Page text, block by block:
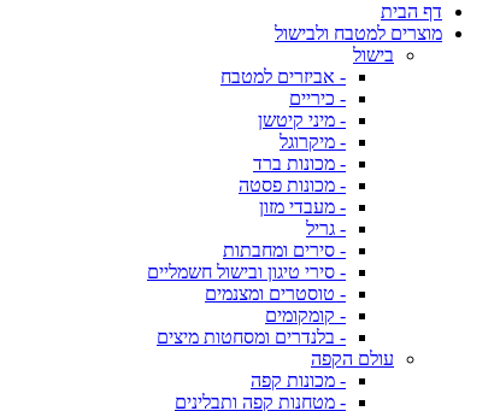
דף הבית
מוצרים למטבח ולבישול
בישול
- אביזרים למטבח
- כיריים
- מיני קיטשן
- מיקרוגל
- מכונות ברד
- מכונות פסטה
- מעבדי מזון
- גריל
- סירים ומחבתות
- סירי טיגון ובישול חשמליים
- טוסטרים ומצנמים
- קומקומים
- בלנדרים ומסחטות מיצים
עולם הקפה
- מכונות קפה
- מטחנות קפה ותבלינים